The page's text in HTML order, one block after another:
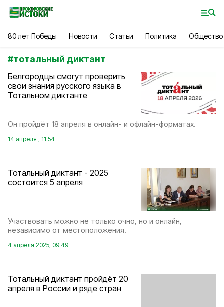
80 лет Победы Новости Статьи Политика Общество
#тотальный диктант
Белгородцы смогут проверить
свои знания русского языка в
Тотальном диктанте
Он пройдёт 18 апреля в онлайн- и офлайн-форматах.
14 апреля , 11:54
Тотальный диктант - 2025
состоится 5 апреля
Участвовать можно не только очно, но и онлайн,
независимо от местоположения.
4 апреля 2025, 09:49
Тотальный диктант пройдёт 20
апреля в России и ряде стран